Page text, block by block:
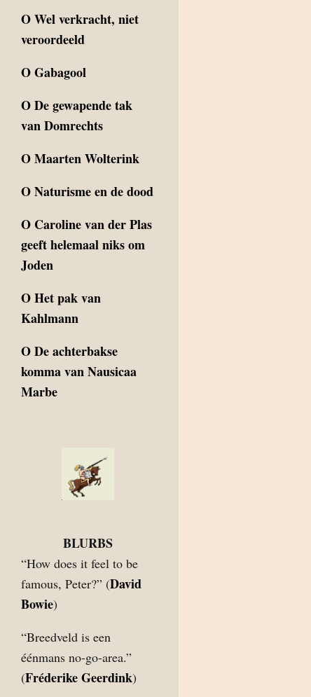
OWel verkracht, niet
veroordeeld
OGabagool
ODe gewapende tak
van Domrechts
OMaarten Wolterink
ONaturisme en de dood
O Caroline van der Plas
geeft helemaal niks om
Joden
OHet pak van
Kahlmann
ODe achterbakse
komma van Nausicaa
Marbe
BLURBS
“How does it feel to be
famous, Peter?” (David
Bowie)
“Breedveld is een
éénmans no-go-area.”
(Fréderike Geerdink)